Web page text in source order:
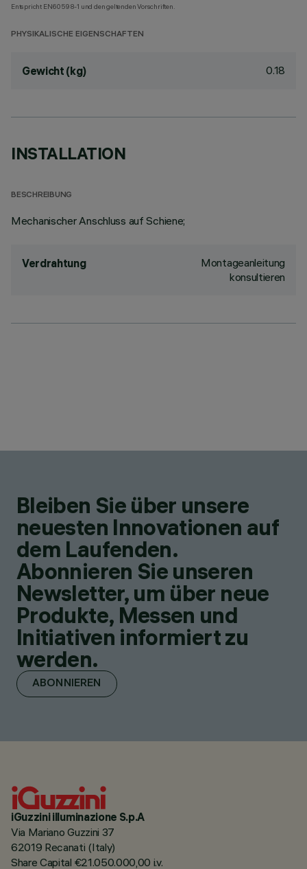
Entspricht EN60598-1 und den geltenden Vorschriften.
PHYSIKALISCHE EIGENSCHAFTEN
Gewicht (kg) 0.18
INSTALLATION
BESCHREIBUNG
Mechanischer Anschluss auf Schiene;
Verdrahtung
Montageanleitung
konsultieren
Bleiben Sie über unsere
neuesten Innovationen auf
dem Laufenden.
Abonnieren Sie unseren
Newsletter, um über neue
Produkte, Messen und
Initiativen informiert zu
werden.
ABONNIEREN
iGuzzini illuminazione S.p.A
Via Mariano Guzzini 37
62019 Recanati (Italy)
Share Capital €21.050.000,00 i.v.